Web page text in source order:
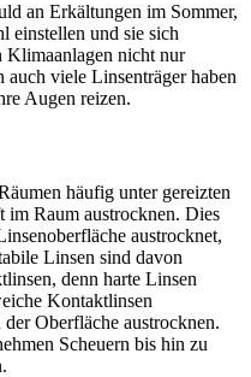
an Erkältungen im Sommer,
einstellen und sie sich
Klimaanlagen nicht nur
auch viele Linsenträger haben
Augen reizen.
häufig unter gereizten
Raum austrocknen. Dies
austrocknet,
Linsen sind davon
denn harte Linsen
Kontaktlinsen
Oberfläche austrocknen.
Scheuern bis hin zu